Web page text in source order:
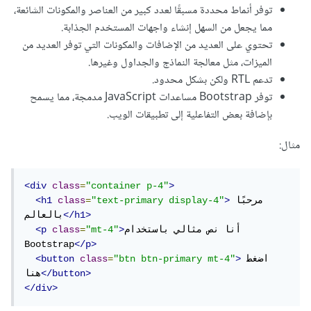
توفر أنماط محددة مسبقًا لعدد كبير من العناصر والمكونات الشائعة،
مما يجعل من السهل إنشاء واجهات المستخدم الجذابة.
تحتوي على العديد من الإضافات والمكونات التي توفر العديد من
الميزات، مثل معالجة النماذج والجداول وغيرها.
تدعم RTL ولكن بشكل محدود.
توفر Bootstrap مساعدات JavaScript مدمجة، مما يسمح
بإضافة بعض التفاعلية إلى تطبيقات الويب.
مثال:
<div class="container p-4">
<h1
class="text-primary display-4">
بالعالم</h1>
<p
class="mt-4">أنا نص مثالي باستخدام
Bootstrap</p>
<button
class="btn btn-primary mt-4"> اضغط
هنا</button>
</div>